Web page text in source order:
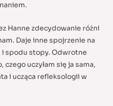
Hanne zdecydowanie różni
Daje inne spojrzenie na
i spodu stopy. Odwrotne
uczyłam się ja sama,
i ucząca refleksologii w